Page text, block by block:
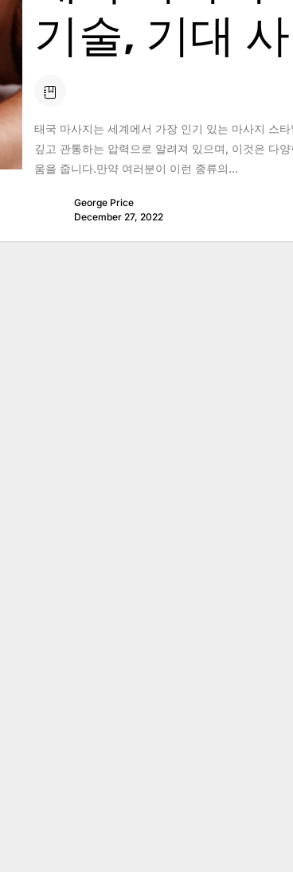
기술, 기대
태국 마사지는 세계에서 가장 인기 있는 마사지 스
깊고 관통하는 압력으로 알려져 있으며, 이것은 다
움을 줍니다.만약 여러분이 이런 종류의...
George Price
December 27, 2022